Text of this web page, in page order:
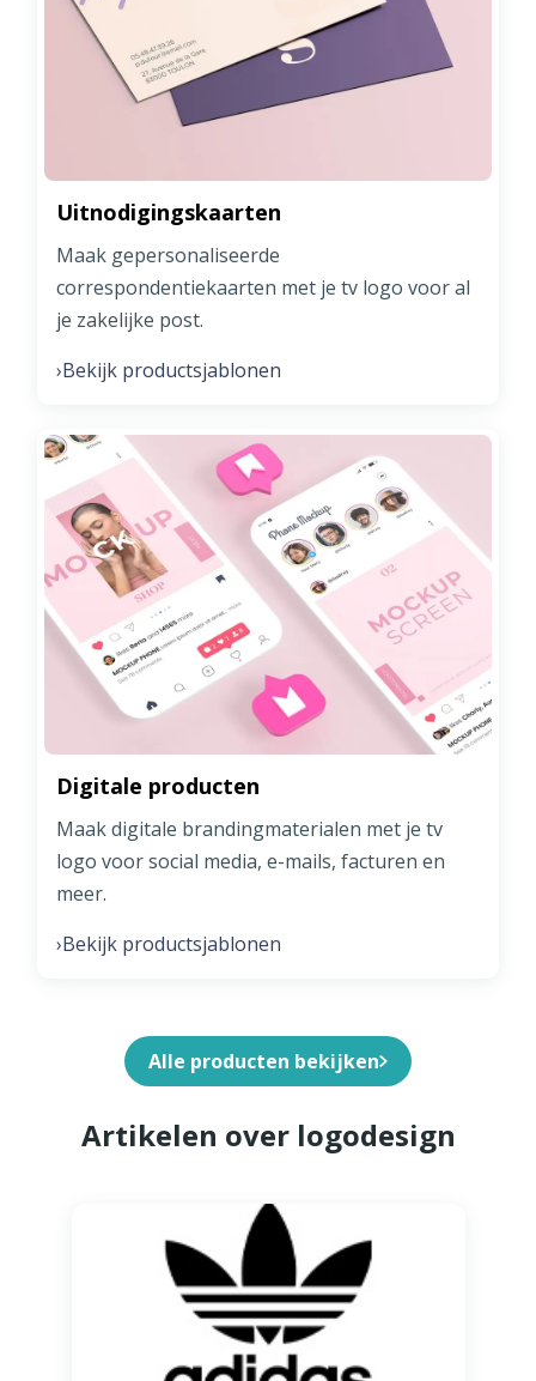
Uitnodigingskaarten
Maak gepersonaliseerde
correspondentiekaarten met je tv logo voor al
je zakelijke post.
›Bekijk productsjablonen
Digitale producten
Maak digitale brandingmaterialen met je tv
logo voor social media, e-mails, facturen en
meer.
›Bekijk productsjablonen
Alle producten bekijken
Artikelen over logodesign